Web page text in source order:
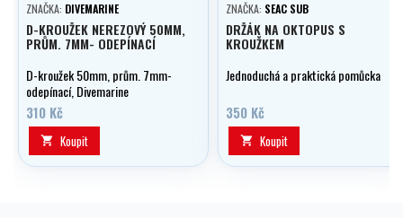
ZNAČKA: DIVEMARINE
D-KROUŽEK NEREZOVÝ 50MM,
PRŮM. 7MM- ODEPÍNACÍ
D-kroužek 50mm, prům. 7mm-
odepínací, Divemarine
310 Kč
 Koupit
ZNAČKA: SEAC SUB
DRŽÁK NA OKTOPUS S
KROUŽKEM
Jednoduchá a praktická pomůcka
350 Kč
 Koupit